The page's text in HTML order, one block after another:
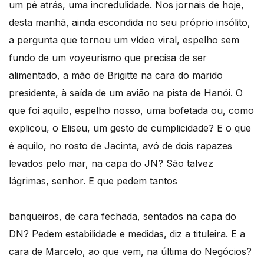
um pé atrás, uma incredulidade. Nos jornais de hoje,
desta manhã, ainda escondida no seu próprio insólito,
a pergunta que tornou um vídeo viral, espelho sem
fundo de um voyeurismo que precisa de ser
alimentado, a mão de Brigitte na cara do marido
presidente, à saída de um avião na pista de Hanói. O
que foi aquilo, espelho nosso, uma bofetada ou, como
explicou, o Eliseu, um gesto de cumplicidade? E o que
é aquilo, no rosto de Jacinta, avó de dois rapazes
levados pelo mar, na capa do JN? São talvez
lágrimas, senhor. E que pedem tantos
banqueiros, de cara fechada, sentados na capa do
DN? Pedem estabilidade e medidas, diz a tituleira. E a
cara de Marcelo, ao que vem, na última do Negócios?